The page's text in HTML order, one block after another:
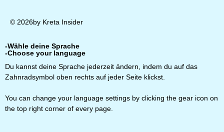
© 2026by Kreta Insider
-Wähle deine Sprache
-Choose your language
Du kannst deine Sprache jederzeit ändern, indem du auf das
Zahnradsymbol oben rechts auf jeder Seite klickst.
You can change your language settings by clicking the gear icon on
the top right corner of every page.